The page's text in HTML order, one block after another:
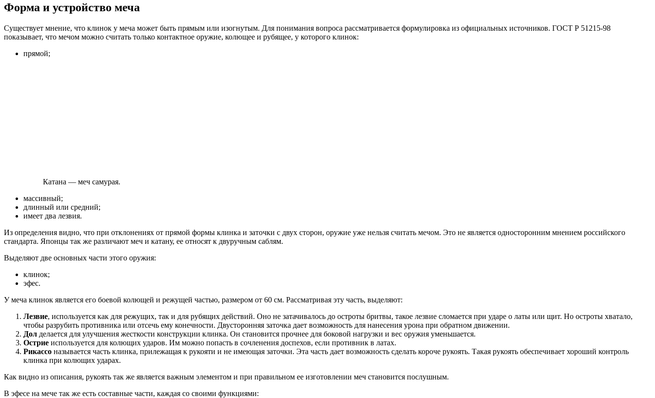
Форма и устройство меча
Существует мнение, что клинок у меча может быть прямым или изогнутым. Для понимания вопроса рассматривается формулировка из официальных источников. ГОСТ Р 51215-98
показывает, что мечом можно считать только контактное оружие, колющее и рубящее, у которого клинок:
прямой;
Катана — меч самурая.
массивный;
длинный или средний;
имеет два лезвия.
Из определения видно, что при отклонениях от прямой формы клинка и заточки с двух сторон, оружие уже нельзя считать мечом. Это не является односторонним мнением российского
стандарта. Японцы так же различают меч и катану, ее относят к двуручным саблям.
Выделяют две основных части этого оружия:
клинок;
эфес.
У меча клинок является его боевой колющей и режущей частью, размером от 60 см. Рассматривая эту часть, выделяют:
Лезвие, используется как для режущих, так и для рубящих действий. Оно не затачивалось до остроты бритвы, такое лезвие сломается при ударе о латы или щит. Но остроты хватало,
чтобы разрубить противника или отсечь ему конечности. Двусторонняя заточка дает возможность для нанесения урона при обратном движении.
Дол делается для улучшения жесткости конструкции клинка. Он становится прочнее для боковой нагрузки и вес оружия уменьшается.
Острие используется для колющих ударов. Им можно попасть в сочленения доспехов, если противник в латах.
Рикассо называется часть клинка, прилежащая к рукояти и не имеющая заточки. Эта часть дает возможность сделать короче рукоять. Такая рукоять обеспечивает хороший контроль
клинка при колющих ударах.
Как видно из описания, рукоять так же является важным элементом и при правильном ее изготовлении меч становится послушным.
В эфесе на мече так же есть составные части, каждая со своими функциями: